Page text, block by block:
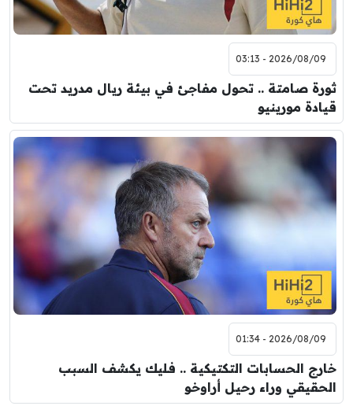
2026/08/09 - 03:13
ثورة صامتة .. تحول مفاجئ في بيئة ريال مدريد تحت
قيادة مورينيو
2026/08/09 - 01:34
خارج الحسابات التكتيكية .. فليك يكشف السبب
الحقيقي وراء رحيل أراوخو